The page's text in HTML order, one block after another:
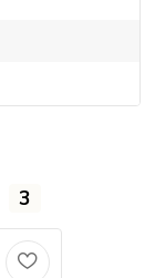
3